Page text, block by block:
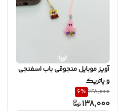
آویز موبایل منجوقی باب اسفنجی
و پاتریک
148,000
6%
138,000